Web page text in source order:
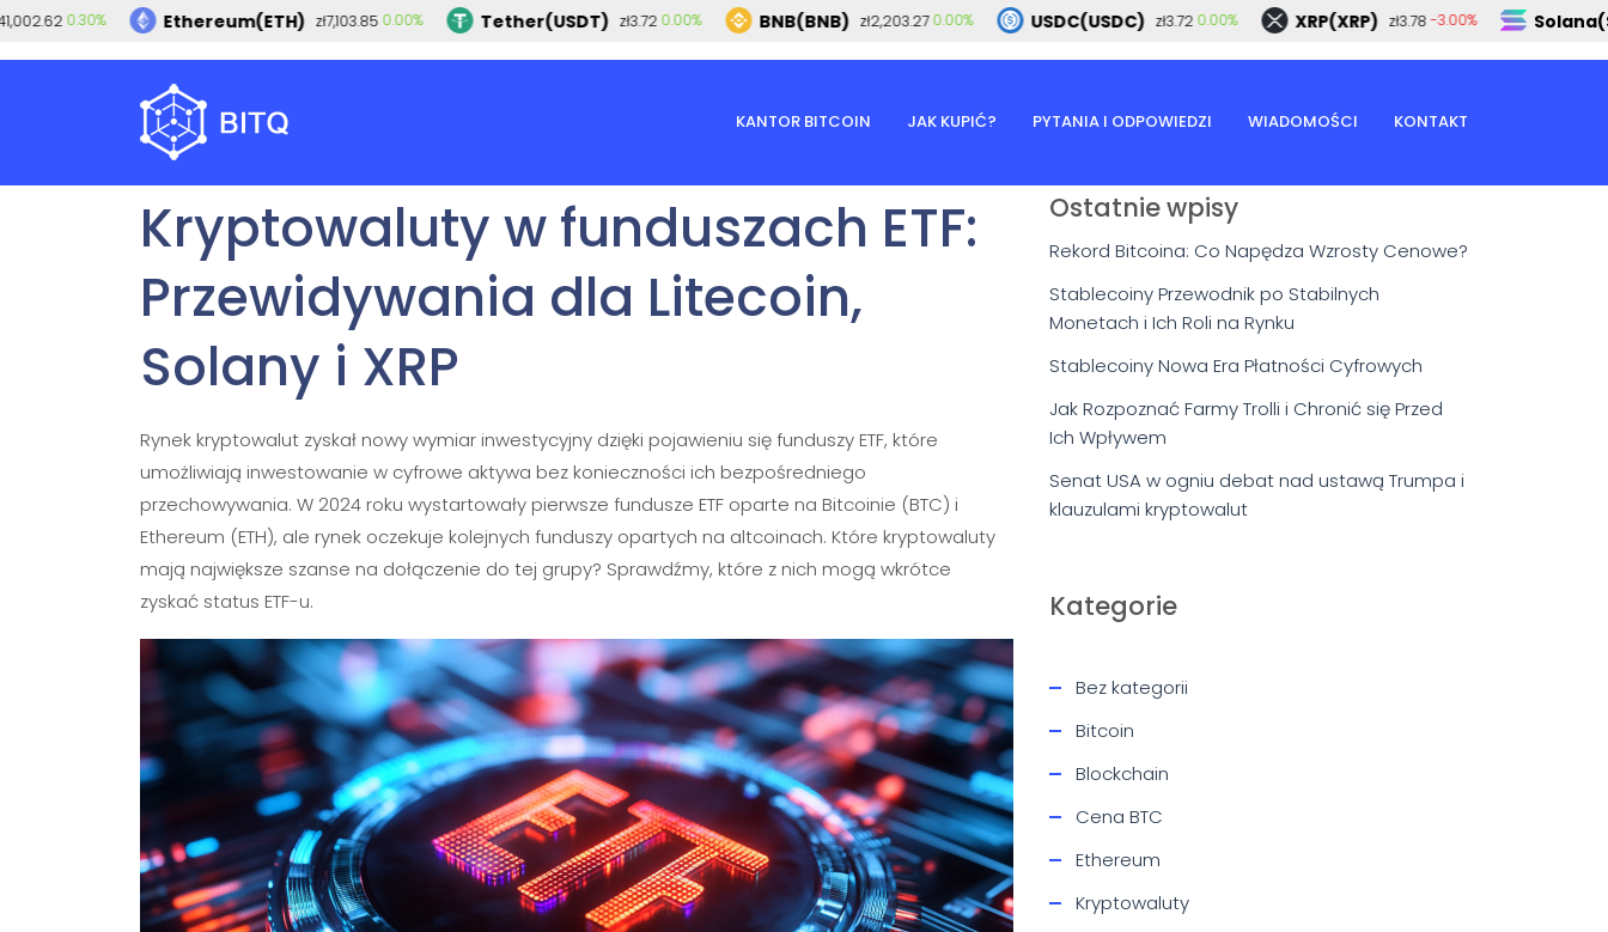
KANTOR BITCOIN JAK KUPIĆ? PYTANIA I ODPOWIEDZI WIADOMOŚCI KONTAKT
2025-02-17
Kryptowaluty w funduszach ETF:
Przewidywania dla Litecoin,
Solany i XRP
Rynek kryptowalut zyskał nowy wymiar inwestycyjny dzięki pojawieniu się funduszy ETF, które
umożliwiają inwestowanie w cyfrowe aktywa bez konieczności ich bezpośredniego
przechowywania. W 2024 roku wystartowały pierwsze fundusze ETF oparte na Bitcoinie (BTC) i
Ethereum (ETH), ale rynek oczekuje kolejnych funduszy opartych na altcoinach. Które kryptowaluty
mają największe szanse na dołączenie do tej grupy? Sprawdźmy, które z nich mogą wkrótce
zyskać status ETF-u.
Ostatnie wpisy
Rekord Bitcoina: Co Napędza Wzrosty Cenowe?
Stablecoiny Przewodnik po Stabilnych
Monetach i Ich Roli na Rynku
Stablecoiny Nowa Era Płatności Cyfrowych
Jak Rozpoznać Farmy Trolli i Chronić się Przed
Ich Wpływem
Senat USA w ogniu debat nad ustawą Trumpa i
klauzulami kryptowalut
Kategorie
Bez kategorii
Bitcoin
Blockchain
Cena BTC
Ethereum
Kryptowaluty
0.30% Ethereum(ETH) zł7,103.850.00% Tether(USDT) zł3.72 0.00% BNB(BNB) zł2,203.270.00% USDC(USDC) zł3.72 0.00% XRP(XRP) zł3.78 -3.00%